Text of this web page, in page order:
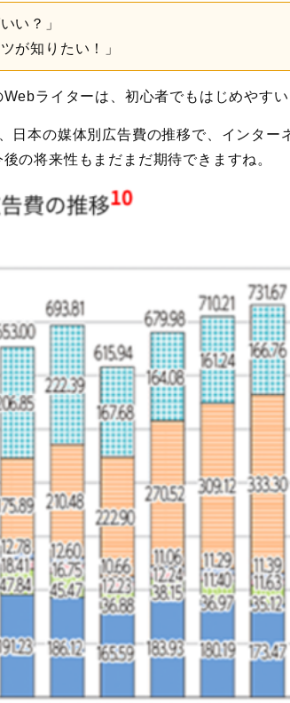
い？」
が知りたい！」
ライターは、初心者でもはじめやすい
日本の媒体別広告費の推移で、インター
の将来性もまだまだ期待できますね。